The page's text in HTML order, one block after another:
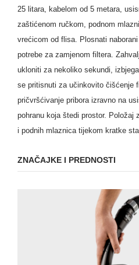
25 litara, kabelom od 5 metara,
zaštićenom ručkom, podnom
vrećicom od flisa. Plosnati
potrebe za zamjenom filtera.
ukloniti za nekoliko sekundi,
se pritisnuti za učinkovito čišćenje
pričvršćivanje pribora izravno na
pohranu koja štedi prostor. Položaj
i podnih mlaznica tijekom kratke
ZNAČAJKE I PREDNOSTI